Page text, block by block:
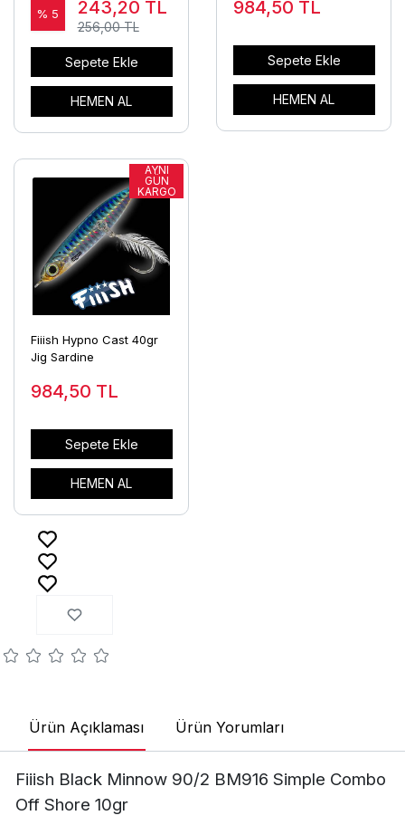
% 5 243,20 TL
256,00 TL
Sepete Ekle
HEMEN AL
984,50 TL
Sepete Ekle
HEMEN AL
Fiiish Hypno Cast 40gr
Jig Sardine
984,50 TL
Sepete Ekle
HEMEN AL
Ürün Açıklaması Ürün Yorumları
Fiiish Black Minnow 90/2 BM916 Simple Combo
Off Shore 10gr